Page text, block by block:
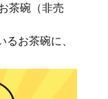
茶碗（非売
お茶碗に、